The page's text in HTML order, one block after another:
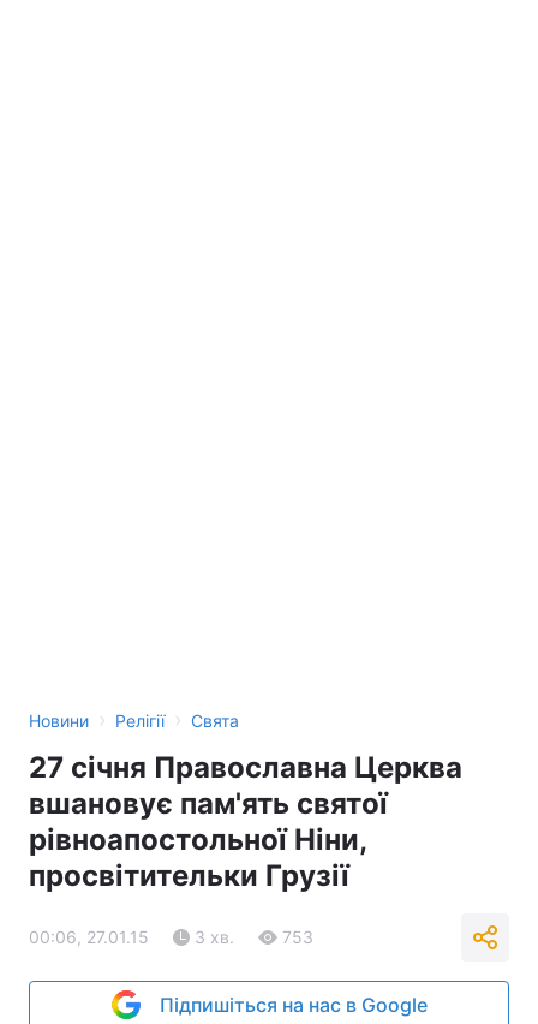
Новини › Релігії › Свята
27 січня Православна Церква
вшановує пам'ять святої
рівноапостольної Ніни,
просвітительки Грузії
00:06, 27.01.15 3 хв. 753
Підпишіться на нас в Google